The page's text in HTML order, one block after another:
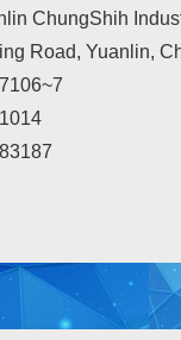
ChungShih
Road, Yuanlin,